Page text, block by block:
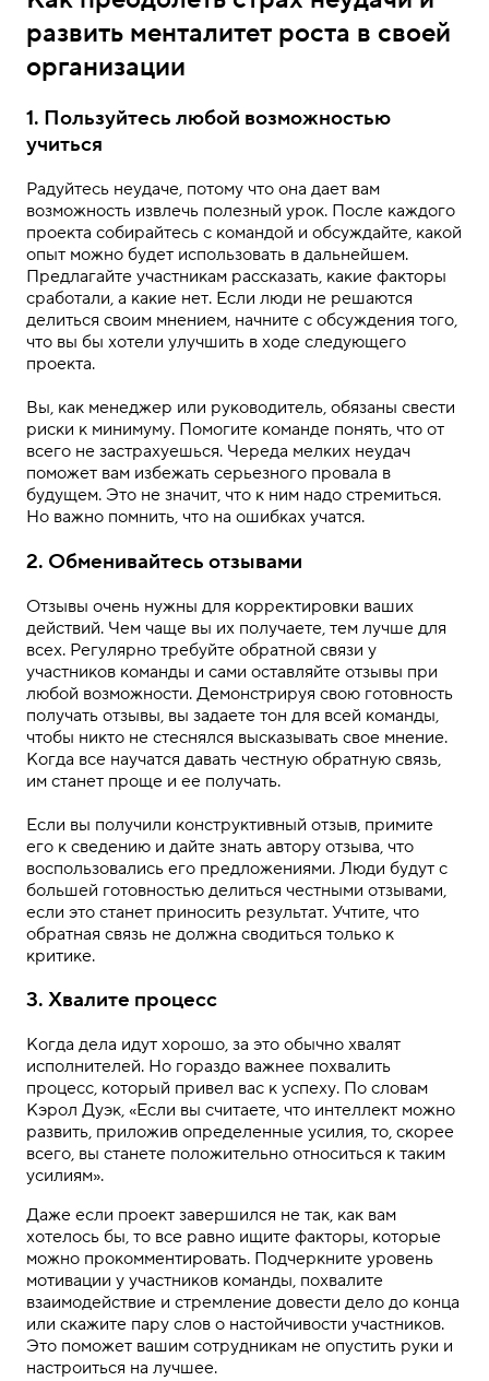
развить менталитет роста в своей
организации
1. Пользуйтесь любой возможностью
учиться
Радуйтесь неудаче, потому что она дает вам
возможность извлечь полезный урок. После каждого
проекта собирайтесь с командой и обсуждайте, какой
опыт можно будет использовать в дальнейшем.
Предлагайте участникам рассказать, какие факторы
сработали, а какие нет. Если люди не решаются
делиться своим мнением, начните с обсуждения того,
что вы бы хотели улучшить в ходе следующего
проекта.
Вы, как менеджер или руководитель, обязаны свести
риски к минимуму. Помогите команде понять, что от
всего не застрахуешься. Череда мелких неудач
поможет вам избежать серьезного провала в
будущем. Это не значит, что к ним надо стремиться.
Но важно помнить, что на ошибках учатся.
2. Обменивайтесь отзывами
Отзывы очень нужны для корректировки ваших
действий. Чем чаще вы их получаете, тем лучше для
всех. Регулярно требуйте обратной связи у
участников команды и сами оставляйте отзывы при
любой возможности. Демонстрируя свою готовность
получать отзывы, вы задаете тон для всей команды,
чтобы никто не стеснялся высказывать свое мнение.
Когда все научатся давать честную обратную связь,
им станет проще и ее получать.
Если вы получили конструктивный отзыв, примите
его к сведению и дайте знать автору отзыва, что
воспользовались его предложениями. Люди будут с
большей готовностью делиться честными отзывами,
если это станет приносить результат. Учтите, что
обратная связь не должна сводиться только к
критике.
3. Хвалите процесс
Когда дела идут хорошо, за это обычно хвалят
исполнителей. Но гораздо важнее похвалить
процесс, который привел вас к успеху. По словам
Кэрол Дуэк, «Если вы считаете, что интеллект можно
развить, приложив определенные усилия, то, скорее
всего, вы станете положительно относиться к таким
усилиям».
Даже если проект завершился не так, как вам
хотелось бы, то все равно ищите факторы, которые
можно прокомментировать. Подчеркните уровень
мотивации у участников команды, похвалите
взаимодействие и стремление довести дело до конца
или скажите пару слов о настойчивости участников.
Это поможет вашим сотрудникам не опустить руки и
настроиться на лучшее.